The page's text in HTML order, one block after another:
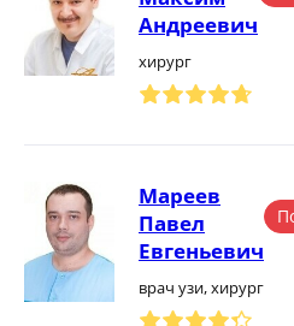
Андреевич
хирург
Мареев
Павел
Евгеньевич
врач узи, хирург